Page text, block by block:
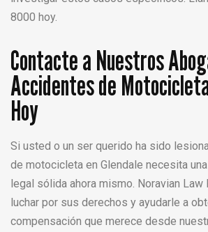
8000 hoy.
Contacte a Nuestros
Accidentes de
Hoy
Si usted o un ser querido ha sido
de motocicleta en Glendale necesita
legal sólida ahora mismo. Noravian
luchar por sus derechos y ayudarle a
compensación que merece desde